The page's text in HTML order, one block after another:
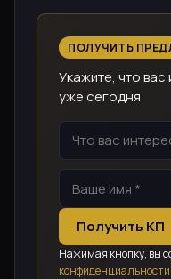
ПОЛУЧИТЬ
Укажите, что
уже сегодня
Получить КП
Нажимая кнопку, вы
конфиденциальности